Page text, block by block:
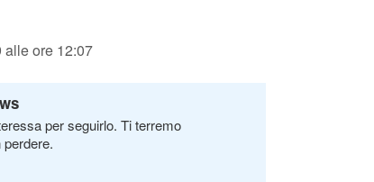
ore 12:07
per seguirlo. Ti terremo